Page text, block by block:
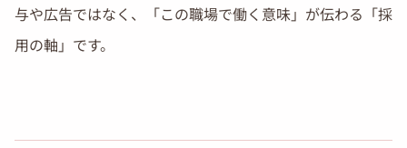
与や広告ではなく、「この職場で働く意味」が伝わる「採
用の軸」です。